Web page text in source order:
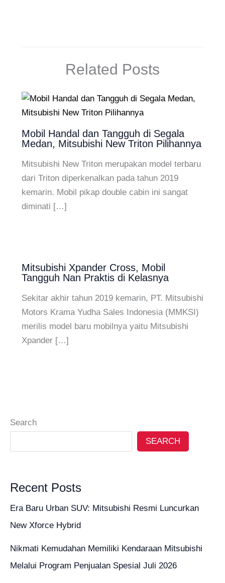
Related Posts
Mobil Handal dan Tangguh di Segala
Medan, Mitsubishi New Triton Pilihannya
Mitsubishi New Triton merupakan model terbaru
dari Triton diperkenalkan pada tahun 2019
kemarin. Mobil pikap double cabin ini sangat
diminati […]
Mitsubishi Xpander Cross, Mobil
Tangguh Nan Praktis di Kelasnya
Sekitar akhir tahun 2019 kemarin, PT. Mitsubishi
Motors Krama Yudha Sales Indonesia (MMKSI)
merilis model baru mobilnya yaitu Mitsubishi
Xpander […]
Search
SEARCH
Recent Posts
Era Baru Urban SUV: Mitsubishi Resmi Luncurkan
New Xforce Hybrid
Nikmati Kemudahan Memiliki Kendaraan Mitsubishi
Melalui Program Penjualan Spesial Juli 2026